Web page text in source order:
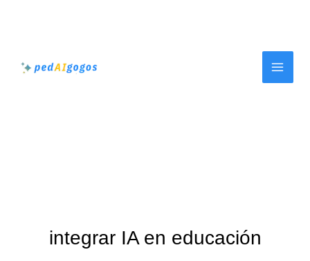
integrar IA en educación